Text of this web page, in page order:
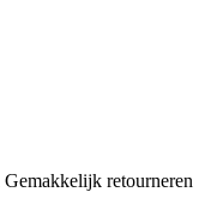
Gemakkelijk retourneren